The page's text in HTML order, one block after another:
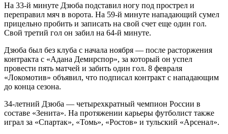
На 33-й минуте Дзюба подставил ногу под прострел и
переправил мяч в ворота. На 59-й минуте нападающий сумел
прицельно пробить и записать на свой счет еще один гол.
Свой третий гол он забил на 64-й минуте.
Дзюба был без клуба с начала ноября — после расторжения
контракта с «Адана Демирспор», за который он успел
провести пять матчей и забить один гол. 8 февраля
«Локомотив» объявил, что подписал контракт с нападающим
до конца сезона.
34-летний Дзюба — четырехкратный чемпион России в
составе «Зенита». На протяжении карьеры футболист также
играл за «Спартак», «Томь», «Ростов» и тульский «Арсенал».